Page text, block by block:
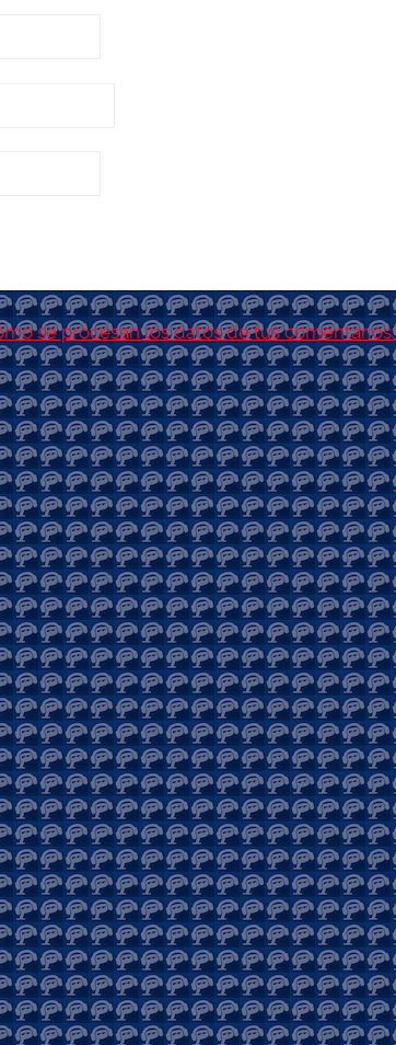
se procesan los datos de tus comentarios.